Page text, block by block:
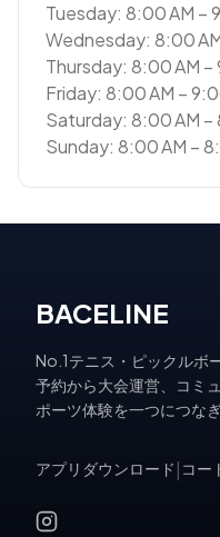
Tuesday: 8:00 AM –
Wednesday: 8:00
Thursday: 8:00 AM –
Friday: 8:00 AM –
Saturday: 8:00 AM –
Sunday: 8:00 AM –
BACELINE
No.1テニス・ピックルボ
予約から大会運営、コミ
ポーツ体験を一つにつなぎ
アプリダウンロード コー